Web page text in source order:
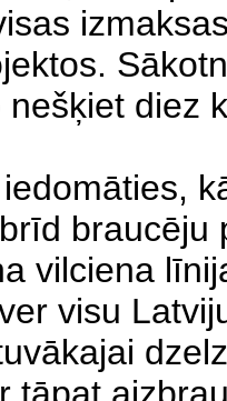
nešķiet diez
braucēju
vilciena
visu